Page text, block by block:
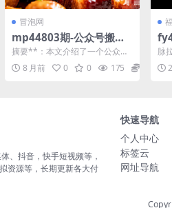
0.99
冒泡网
mp44803期-公众号搬运
美食爆款攻略，日更3篇流
量主打法，轻松10W+阅
读
摘要**：本文介绍了一个公众号
搬运美食爆款攻略项目，旨在帮
助新手通过搬运整合爆款...
8 月前 0 0 175 0.99
项
定
脉
加,
1操
、抖音，快手短视频等，
资源等，长期更新各大付
快速导航
个人中心
标签云
网址导航